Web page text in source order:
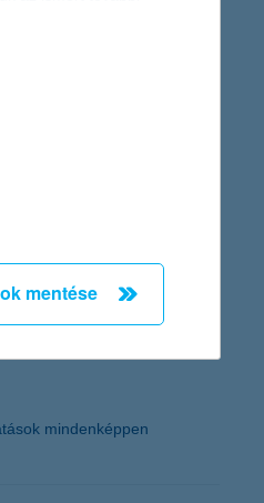
mindenképpen
mentése